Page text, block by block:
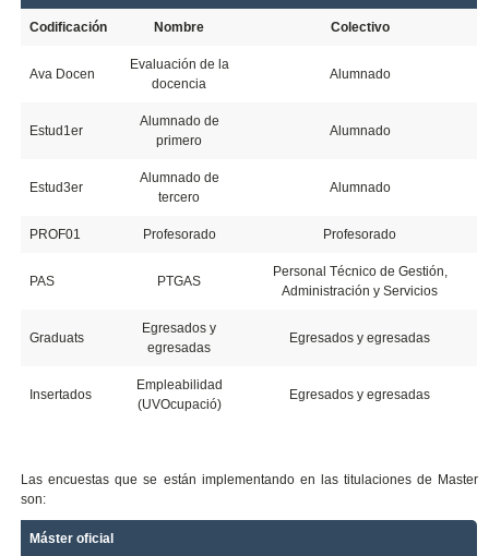
Codificación Nombre Colectivo
Ava Docen
Evaluación de la
docencia
Alumnado
Estud1er
Alumnado de
primero
Alumnado
Estud3er
Alumnado de
tercero
Alumnado
PROF01 Profesorado Profesorado
PAS PTGAS
Personal Técnico de Gestión,
Administración y Servicios
Graduats
Egresados y
egresadas
Egresados y egresadas
Insertados
Empleabilidad
(UVOcupació)
Egresados y egresadas
Las encuestas que se están implementando en las titulaciones de Master
son:
Máster oficial